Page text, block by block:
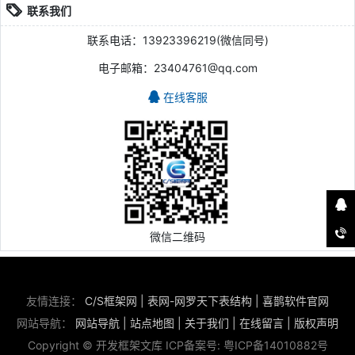
联系我们
联系电话：13923396219(微信同号)
电子邮箱：23404761@qq.com
在线客服
微信二维码
友情连接： C/S框架网 表网-网罗天下表结构
喜鹊软件官网
网站导航： 网站导航 站点地图 关于我们 在线留言
版权声明
Copyright © 开发框架文库 ICP备案号: 粤ICP备14010882号